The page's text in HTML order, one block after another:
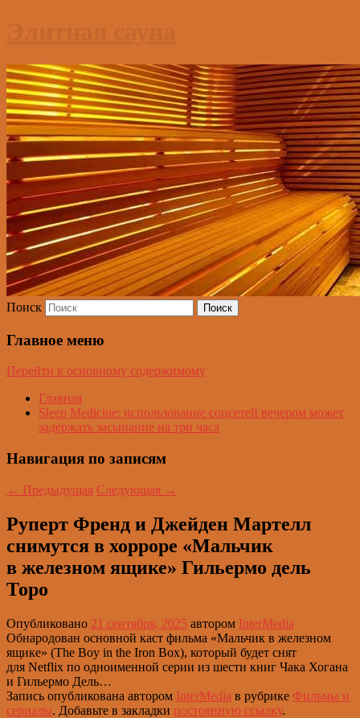
Поиск
Главное меню
Перейти к основному содержимому
Главная
Sleep Medicine: использование соцсетей вечером может
задержать засыпание на три часа
Навигация по записям
← Предыдущая Следующая →
Руперт Френд и Джейден Мартелл
снимутся в хорроре «Мальчик
в железном ящике» Гильермо дель
Торо
Опубликовано 21 сентября, 2025 автором InterMedia
Обнародован основной каст фильма «Мальчик в железном
ящике» (The Boy in the Iron Box), который будет снят
для Netflix по одноименной серии из шести книг Чака Хогана
и Гильермо Дель…
Запись опубликована автором InterMedia в рубрике Фильмы и
сериалы. Добавьте в закладки постоянную ссылку.